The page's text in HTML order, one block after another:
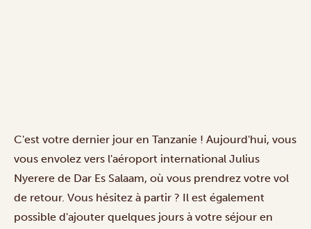
C'est votre dernier jour en Tanzanie ! Aujourd'hui, vous
vous envolez vers l'aéroport international Julius
Nyerere de Dar Es Salaam, où vous prendrez votre vol
de retour. Vous hésitez à partir ? Il est également
possible d'ajouter quelques jours à votre séjour en